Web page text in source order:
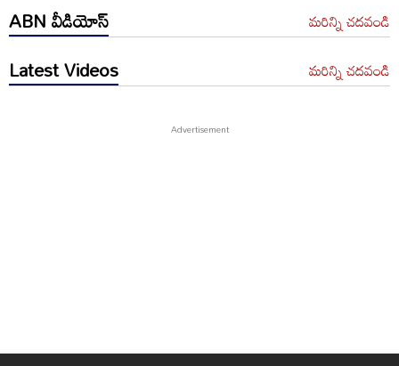
ABN వీడియోస్ మరిన్ని చదవండి
Latest Videos మరిన్ని చదవండి